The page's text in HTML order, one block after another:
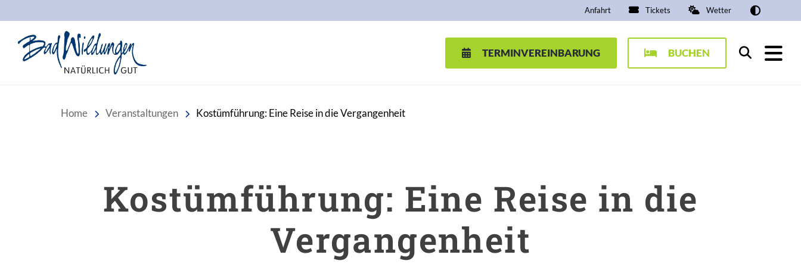
Anfahrt Tickets Wetter
TERMINVEREINBARUNG BUCHEN Suchen
Home Veranstaltungen Kostümführung: Eine Reise in die Vergangenheit
Kostümführung: Eine Reise in die
Vergangenheit